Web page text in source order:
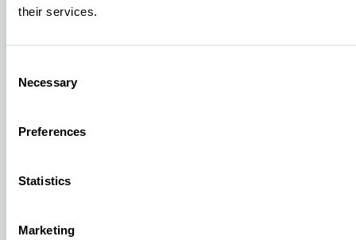
their services.
Selection
Necessary
Preferences
Statistics
Marketing